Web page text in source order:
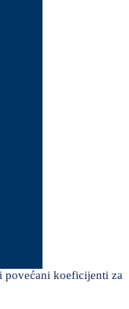
povećani koeficijenti za